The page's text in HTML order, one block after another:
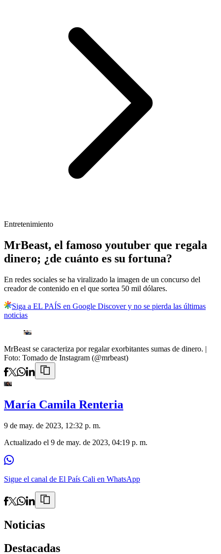
Entretenimiento
MrBeast, el famoso youtuber que regala
dinero; ¿de cuánto es su fortuna?
En redes sociales se ha viralizado la imagen de un concurso del
creador de contenido en el que sortea 50 mil dólares.
Siga a EL PAÍS en Google Discover y no se pierda las últimas
noticias
MrBeast se caracteriza por regalar exorbitantes sumas de dinero. |
Foto: Tomado de Instagram (@mrbeast)
María Camila Renteria
9 de may. de 2023, 12:32 p. m.
Actualizado el 9 de may. de 2023, 04:19 p. m.
Sigue el canal de El País Cali en WhatsApp
Noticias
Destacadas